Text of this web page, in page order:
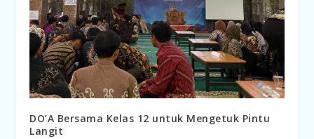
DO’A Bersama Kelas 12 untuk Mengetuk Pintu
Langit